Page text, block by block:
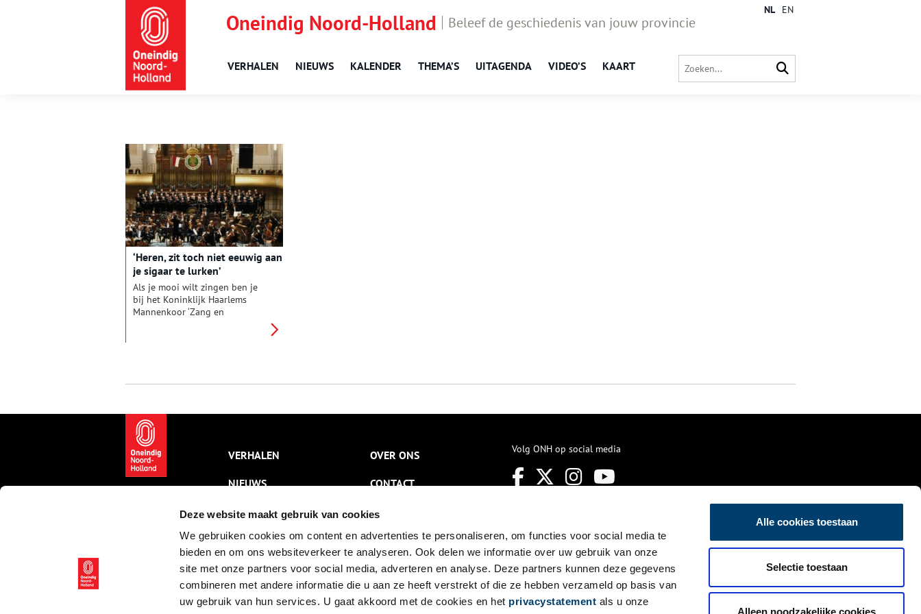
Deze website maakt gebruik van cookies
We gebruiken cookies om content en advertenties te personaliseren, om functies voor social media te
bieden en om ons websiteverkeer te analyseren. Ook delen we informatie over uw gebruik van onze
site met onze partners voor social media, adverteren en analyse. Deze partners kunnen deze gegevens
combineren met andere informatie die u aan ze heeft verstrekt of die ze hebben verzameld op basis van
uw gebruik van hun services. U gaat akkoord met de cookies en het privacystatement als u onze
Alle cookies toestaan
Selectie toestaan
Alleen noodzakelijke cookies
Oneindig Noord-Holland Beleef de geschiedenis van jouw provincie
VERHALEN NIEUWS KALENDER THEMA’S UITAGENDA VIDEO’S KAART
NL EN
‘Heren, zit toch niet eeuwig aan
je sigaar te lurken’
Als je mooi wilt zingen ben je
bij het Koninklijk Haarlems
Mannenkoor ‘Zang en
VERHALEN
NIEUWS
KALENDER
THEMA’S
ACTIVITEITEN
VIDEO’S
OVER ONS
CONTACT
NIEUWSBRIEF
DISCLAIMER
PRIVACY
TOEGANKELIJKHEID
Volg ONH op social media